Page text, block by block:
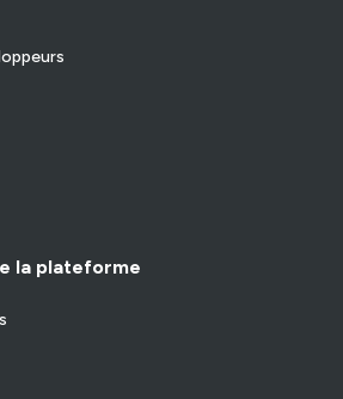
la plateforme